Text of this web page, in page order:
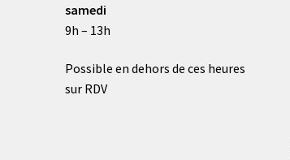
samedi
9h – 13h
Possible en dehors de ces heures
sur RDV